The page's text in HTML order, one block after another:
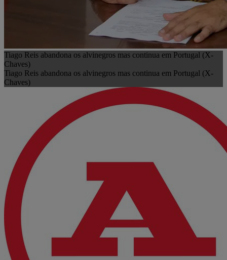
Tiago Reis abandona os alvinegros mas continua em Portugal (X-
Chaves)
Tiago Reis abandona os alvinegros mas continua em Portugal (X-
Chaves)